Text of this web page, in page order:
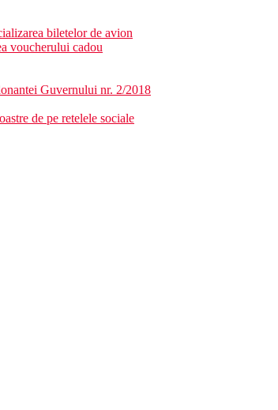
biletelor de avion
voucherului cadou
Guvernului nr. 2/2018
de pe retelele sociale